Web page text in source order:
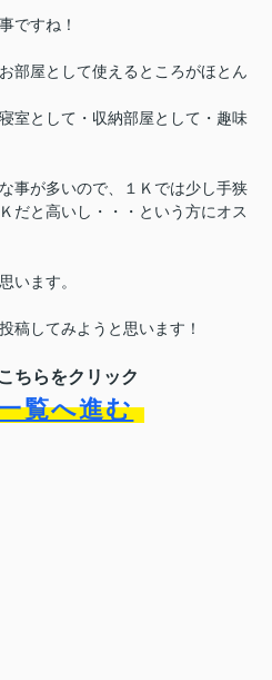
ですね！
部屋として使えるところがほとん
室として・収納部屋として・趣味
事が多いので、１Ｋでは少し手狭
だと高いし・・・という方にオス
います。
稿してみようと思います！
ちらをクリック
覧へ進む